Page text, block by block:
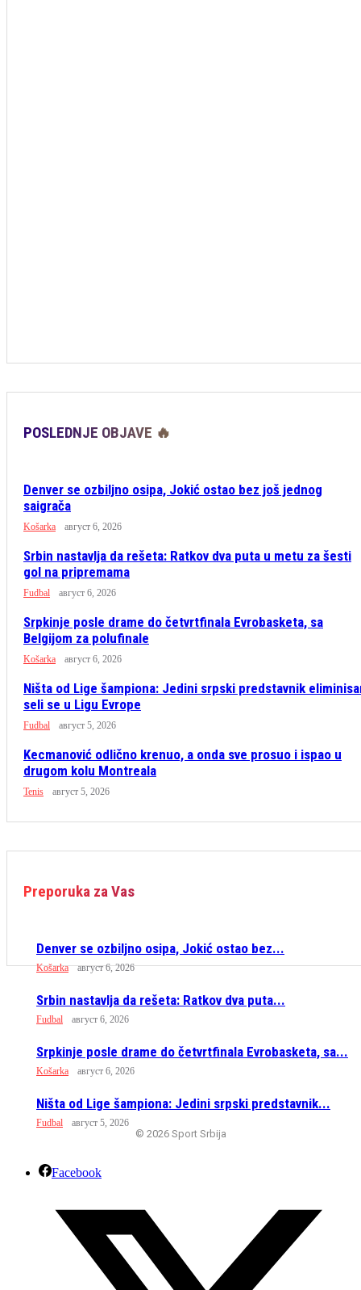
POSLEDNJE OBJAVE 🔥
Denver se ozbiljno osipa, Jokić ostao bez još jednog
saigrača
Košarka август 6, 2026
Srbin nastavlja da rešeta: Ratkov dva puta u metu za šesti
gol na pripremama
Fudbal август 6, 2026
Srpkinje posle drame do četvrtfinala Evrobasketa, sa
Belgijom za polufinale
Košarka август 6, 2026
Ništa od Lige šampiona: Jedini srpski predstavnik
seli se u Ligu Evrope
Fudbal август 5, 2026
Kecmanović odlično krenuo, a onda sve prosuo i ispao u
drugom kolu Montreala
Tenis август 5, 2026
Preporuka za Vas
Denver se ozbiljno osipa, Jokić ostao bez...
Košarka август 6, 2026
Srbin nastavlja da rešeta: Ratkov dva puta...
Fudbal август 6, 2026
Srpkinje posle drame do četvrtfinala Evrobasketa, sa...
Košarka август 6, 2026
Ništa od Lige šampiona: Jedini srpski predstavnik...
Fudbal август 5, 2026
© 2026 Sport Srbija
Facebook